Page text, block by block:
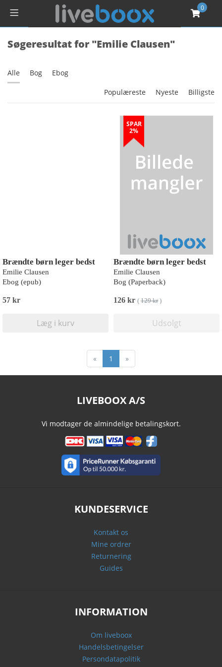
0
Søgeresultat for "Emilie Clausen"
Alle Bog Ebog
Populæreste Nyeste Billigste
Brændte børn leger bedst
Emilie Clausen
Ebog (epub)
57 kr
Læg i kurv
SPAR
2%
Brændte børn leger bedst
Emilie Clausen
Bog (Paperback)
126 kr ( 129 kr)
Udsolgt
« 1 »
LIVEBOOX A/S
Vi modtager de almindelige betalingskort.
KUNDESERVICE
Kontakt os
Mine ordrer
Returnering
Guides
INFORMATION
Om liveboox
Handelsbetingelser
Persondatapolitik